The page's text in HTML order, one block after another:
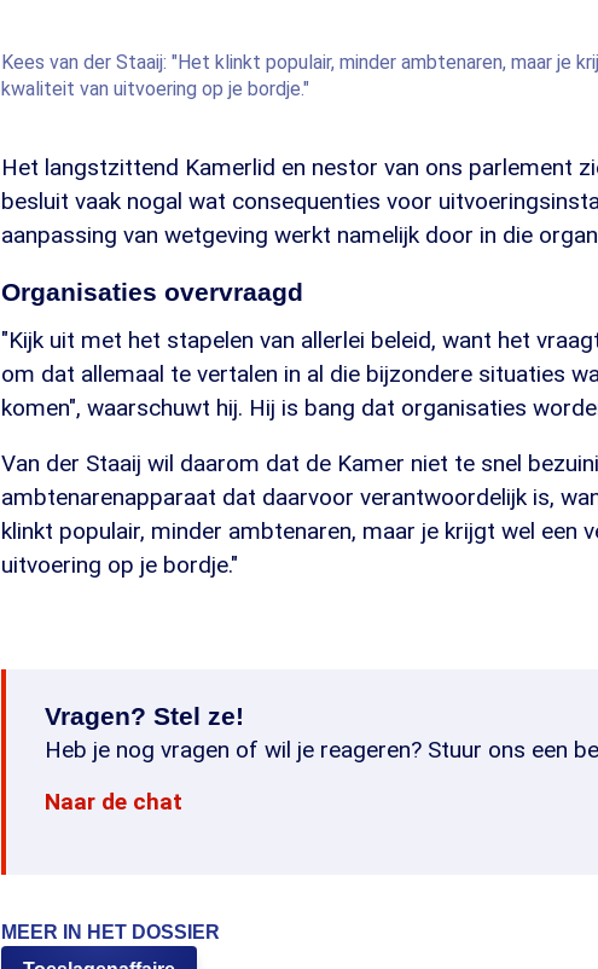
Kees van der Staaij: "Het klinkt populair, minder ambtenaren, maar je
kwaliteit van uitvoering op je bordje."
Het langstzittend Kamerlid en nestor van ons parlement
besluit vaak nogal wat consequenties voor
aanpassing van wetgeving werkt namelijk door in die
Organisaties overvraagd
"Kijk uit met het stapelen van allerlei beleid, want het
om dat allemaal te vertalen in al die bijzondere situaties
komen", waarschuwt hij. Hij is bang dat organisaties
Van der Staaij wil daarom dat de Kamer niet te snel
ambtenarenapparaat dat daarvoor verantwoordelijk is,
klinkt populair, minder ambtenaren, maar je krijgt wel een
uitvoering op je bordje."
Vragen? Stel ze!
Heb je nog vragen of wil je reageren? Stuur ons een
Naar de chat
MEER IN HET DOSSIER